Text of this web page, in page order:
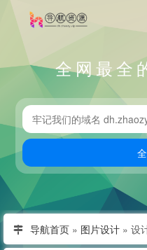
全网最全
导航首页 » 图片设计 » 设